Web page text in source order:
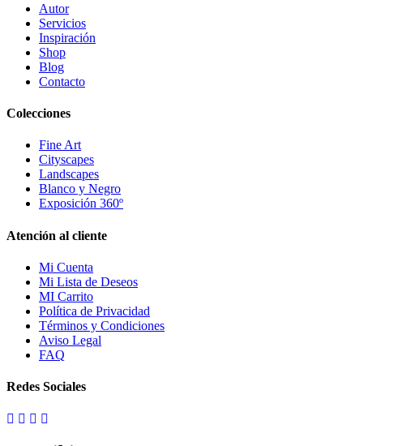
Autor
Servicios
Inspiración
Shop
Blog
Contacto
Colecciones
Fine Art
Cityscapes
Landscapes
Blanco y Negro
Exposición 360º
Atención al cliente
Mi Cuenta
Mi Lista de Deseos
MI Carrito
Política de Privacidad
Términos y Condiciones
Aviso Legal
FAQ
Redes Sociales